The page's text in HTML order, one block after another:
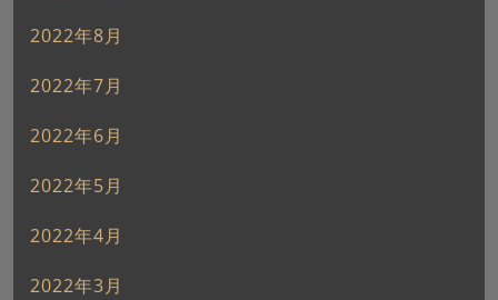
2022年8月
2022年7月
2022年6月
2022年5月
2022年4月
2022年3月